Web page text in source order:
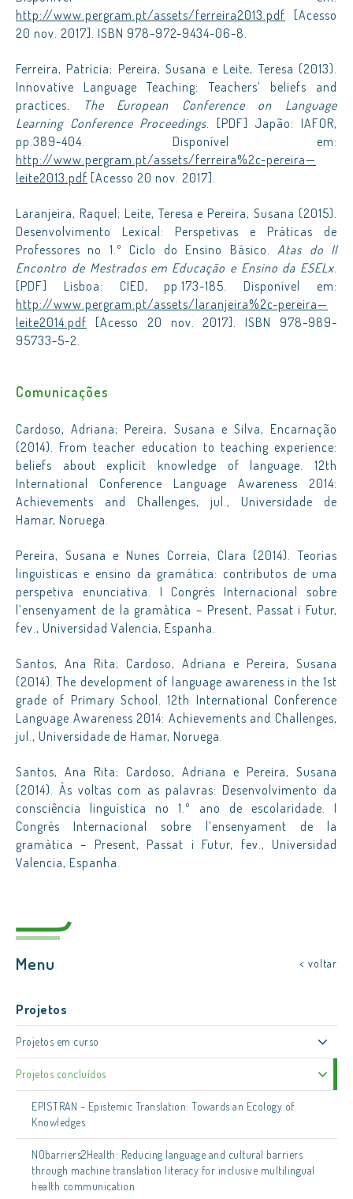
http://www.pergram.pt/assets/ferreira2013.pdf [Acesso
20 nov. 2017]. ISBN 978-972-9434-06-8.
Ferreira, Patrícia; Pereira, Susana e Leite, Teresa (2013).
Innovative Language Teaching: Teachers’ beliefs and
practices. The European Conference on Language
Learning Conference Proceedings. [PDF] Japão: IAFOR,
pp.389-404. Disponível em:
http://www.pergram.pt/assets/ferreira%2c-pereira—
leite2013.pdf [Acesso 20 nov. 2017].
Laranjeira, Raquel; Leite, Teresa e Pereira, Susana (2015).
Desenvolvimento Lexical: Perspetivas e Práticas de
Professores no 1.º Ciclo do Ensino Básico.Atas do II
Encontro de Mestrados em Educação e Ensino da ESELx.
[PDF] Lisboa: CIED, pp.173-185. Disponível em:
http://www.pergram.pt/assets/laranjeira%2c-pereira—
leite2014.pdf [Acesso 20 nov. 2017]. ISBN 978-989-
95733-5-2.
Comunicações
Cardoso, Adriana; Pereira, Susana e Silva, Encarnação
(2014). From teacher education to teaching experience:
beliefs about explicit knowledge of language. 12th
International Conference Language Awareness 2014:
Achievements and Challenges, jul., Universidade de
Hamar, Noruega.
Pereira, Susana e Nunes Correia, Clara (2014). Teorias
linguísticas e ensino da gramática: contributos de uma
perspetiva enunciativa. I Congrés Internacional sobre
l’ensenyament de la gramàtica – Present, Passat i Futur,
fev., Universidad Valencia, Espanha.
Santos, Ana Rita; Cardoso, Adriana e Pereira, Susana
(2014). The development of language awareness in the 1st
grade of Primary School. 12th International Conference
Language Awareness 2014: Achievements and Challenges,
jul., Universidade de Hamar, Noruega.
Santos, Ana Rita; Cardoso, Adriana e Pereira, Susana
(2014). Às voltas com as palavras: Desenvolvimento da
consciência linguística no 1.º ano de escolaridade. I
Congrés Internacional sobre l’ensenyament de la
gramàtica – Present, Passat i Futur, fev., Universidad
Valencia, Espanha.
Menu < voltar
Projetos
Projetos em curso
Projetos concluídos
EPISTRAN – Epistemic Translation: Towards an Ecology of
Knowledges
NObarriers2Health: Reducing language and cultural barriers
through machine translation literacy for inclusive multilingual
health communication